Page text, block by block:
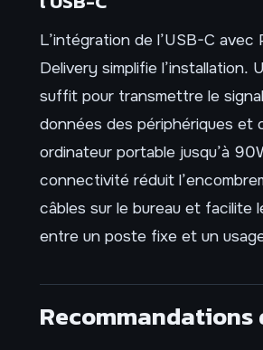
L’intégration de l’USB-C avec
Delivery simplifie l’installation.
suffit pour transmettre le
données des périphériques et
ordinateur portable jusqu’à
connectivité réduit
câbles sur le bureau et facilite
entre un poste fixe et un
Recommandations